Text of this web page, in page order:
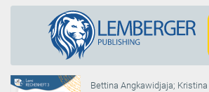
Bettina Angkawidjaja;